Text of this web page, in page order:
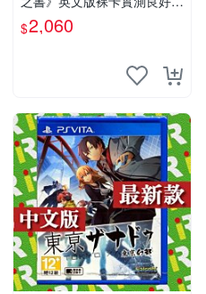
限定PSV平臺獨享 廚房遊戲
獲得熱銷推薦 寂靜嶺 電玩遊
$2,060